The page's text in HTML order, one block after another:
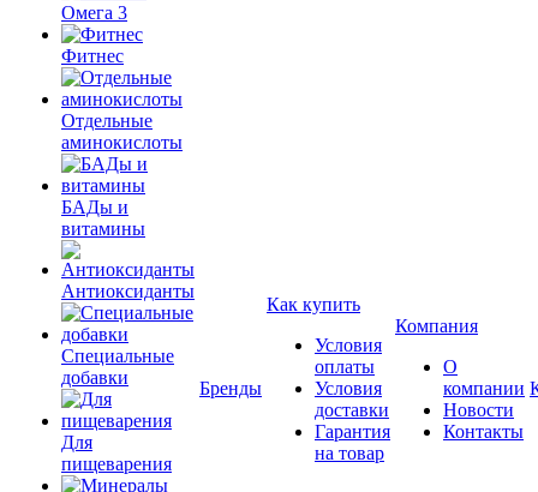
Омега 3
Фитнес
Отдельные
аминокислоты
БАДы и
витамины
Антиоксиданты
Специальные
добавки
Для
пищеварения
Бренды
Как купить
Условия
оплаты
Условия
доставки
Гарантия
на товар
Компания
О
компании
Новости
Контакты